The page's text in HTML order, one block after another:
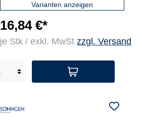
Varianten anzeigen
16,84 €*
je Stk / exkl. MwStzzgl. Versand